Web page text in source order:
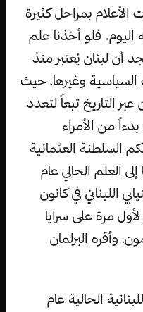
بمراحل كثيرة
فلو أخذنا علم
أن لبنان يُعتبر منذ
السياسية وغيرها، حيث
التاريخ تبعاً لتعدد
من الأمراء
السلطنة العثمانية
العلم الحالي عام
اللبناني في كانون
مرة على سرايا
وأقره البرلمان
الحالية عام